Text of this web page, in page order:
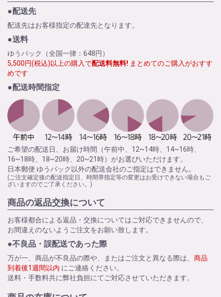
●配送先
配送先はお客様指定の配達先となります。
●送料
ゆうパック（全国一律：648円）
5,500円(税込)以上の購入で配送料無料! まとめてのご購入がおすす
めです
●配送時間指定
ご希望の配送日、お届け時間（午前中、12~14時、14~16時、
16~18時、18~20時、20~21時）がお選びいただけます。
日本郵便 ゆうパック以外の配送会社のご指定はできません。
(ご注文確定後の配送指定日、時間帯指定等の変更はお受けできない場合もご
ざいますのでご了承ください。)
商品の返品交換について
お客様都合による返品・交換についてはご対応できませんので、
お間違えのないようご注文をお願い致します。
●不良品・誤配送であった際
万が一、商品が不良品の際や、またはご注文と異なる際は、 商品
到着後1週間以内 にご連絡ください。
送料・手数料共に弊社負担にてご対応させていただきます。